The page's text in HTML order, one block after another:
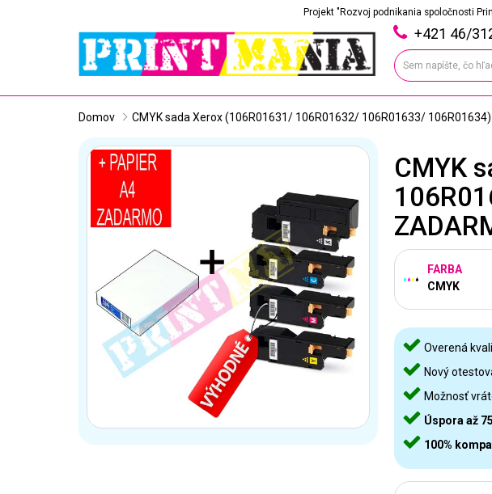
Projekt "Rozvoj podnikania spoločnosti
+421 46/
Domov CMYK sada Xerox (106R01631/ 106R01632/ 106R01633/
CMYK
FARBA
CMYK
Overená
Nový
Možnosť
Úspora až
100%